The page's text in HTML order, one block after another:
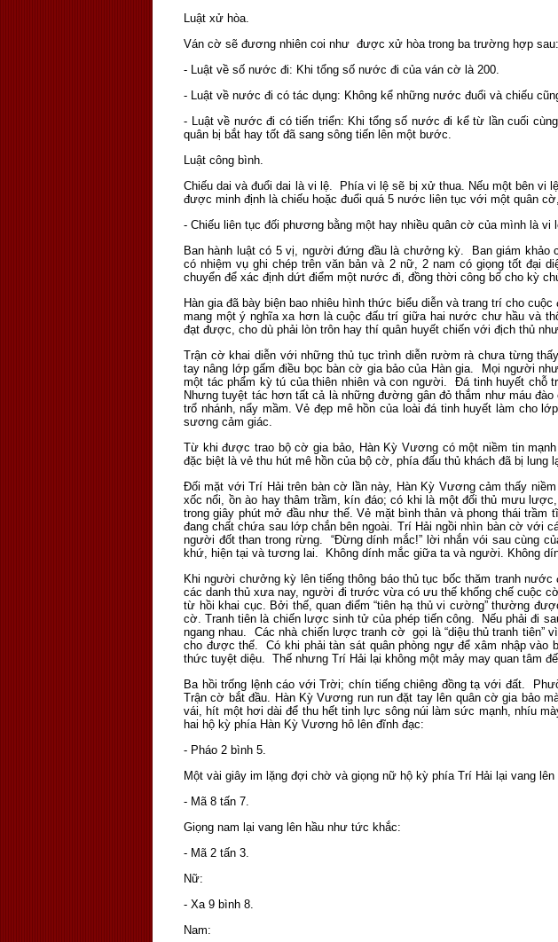
Luật xử hòa.
Ván cờ sẽ đương nhiên coi như được xử hòa trong ba trường hợp sau:
- Luật về số nước đi: Khi tổng số nước đi của ván cờ là 200.
- Luật về nước đi có tác dụng: Không kể những nước đuổi và chiếu
- Luật về nước đi có tiến triển: Khi tổng số nước đi kể từ lần cuối
quân bị bắt hay tốt đã sang sông tiến lên một bước.
Luật công bình.
Chiếu dai và đuổi dai là vi lệ. Phía vi lệ sẽ bị xử thua. Nếu một bên vi
được minh định là chiếu hoặc đuổi quá 5 nước liên tục với một quân
- Chiếu liên tục đối phương bằng một hay nhiều quân cờ của mình là vi
Ban hành luật có 5 vị, người đứng đầu là chưởng kỳ. Ban giám
có nhiệm vụ ghi chép trên văn bản và 2 nữ, 2 nam có giọng tốt đại
chuyển để xác định dứt điểm một nước đi, đồng thời công bố cho kỳ
Hàn gia đã bày biện bao nhiêu hình thức biểu diễn và trang trí cho
mang một ý nghĩa xa hơn là cuộc đấu trí giữa hai nước chư hầu và
đạt được, cho dù phải lòn trôn hay thí quân huyết chiến với địch thủ
Trận cờ khai diễn với những thủ tục trình diễn rườm rà chưa từng
tay nâng lớp gấm điều bọc bàn cờ gia bảo của Hàn gia. Mọi người
một tác phẩm kỳ tú của thiên nhiên và con người. Đá tinh huyết chỗ
Nhưng tuyệt tác hơn tất cả là những đường gân đỏ thắm như máu
trổ nhánh, nẩy mầm. Vẻ đẹp mê hồn của loài đá tinh huyết làm cho
sương cảm giác.
Từ khi được trao bộ cờ gia bảo, Hàn Kỳ Vương có một niềm tin
đặc biệt là vẻ thu hút mê hồn của bộ cờ, phía đấu thủ khách đã bị lung
Đối mặt với Trí Hải trên bàn cờ lần này, Hàn Kỳ Vương cảm thấy
xốc nổi, ồn ào hay thâm trầm, kín đáo; có khi là một đối thủ mưu
trong giây phút mở đầu như thế. Vẻ mặt bình thản và phong thái
đang chất chứa sau lớp chắn bên ngoài. Trí Hải ngồi nhìn bàn cờ với
người đốt than trong rừng. “Đừng dính mắc!” lời nhắn vói sau cùng
khứ, hiện tại và tương lai. Không dính mắc giữa ta và người. Không
Khi người chưởng kỳ lên tiếng thông báo thủ tục bốc thăm tranh
các danh thủ xưa nay, người đi trước vừa có ưu thế khống chế cuộc
từ hồi khai cục. Bởi thế, quan điểm “tiên hạ thủ vi cường” thường
cờ. Tranh tiên là chiến lược sinh tử của phép tiến công. Nếu phải đi
ngang nhau. Các nhà chiến lược tranh cờ gọi là “diệu thủ tranh tiên”
cho được thế. Có khi phải tàn sát quân phòng ngự để xâm nhập
thức tuyệt diệu. Thế nhưng Trí Hải lại không một mảy may quan tâm
Ba hồi trống lệnh cáo với Trời; chín tiếng chiêng đồng tạ với đất.
Trận cờ bắt đầu. Hàn Kỳ Vương run run đặt tay lên quân cờ gia bảo
vái, hít một hơi dài để thu hết tinh lực sông núi làm sức mạnh, nhíu
hai hộ kỳ phía Hàn Kỳ Vương hô lên đĩnh đạc:
- Pháo 2 bình 5.
Một vài giây im lặng đợi chờ và giọng nữ hộ kỳ phía Trí Hải lại vang lên
- Mã 8 tấn 7.
Giọng nam lại vang lên hầu như tức khắc:
- Mã 2 tấn 3.
Nữ:
- Xa 9 bình 8.
Nam: